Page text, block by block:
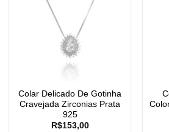
Colar Delicado De Gotinha
Cravejada Zirconias Prata
925
R$153,00